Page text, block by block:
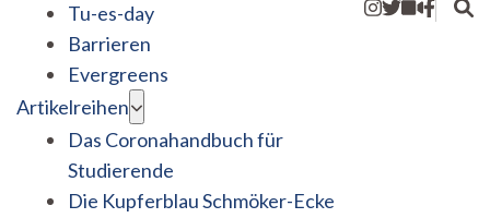
Tu-es-day
Barrieren
Evergreens
Artikelreihen
Das Coronahandbuch für
Studierende
Die Kupferblau Schmöker-Ecke